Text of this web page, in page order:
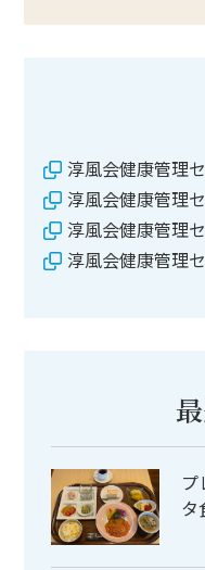
淳風会健康管理
淳風会健康管理
淳風会健康管理
淳風会健康管理
タ